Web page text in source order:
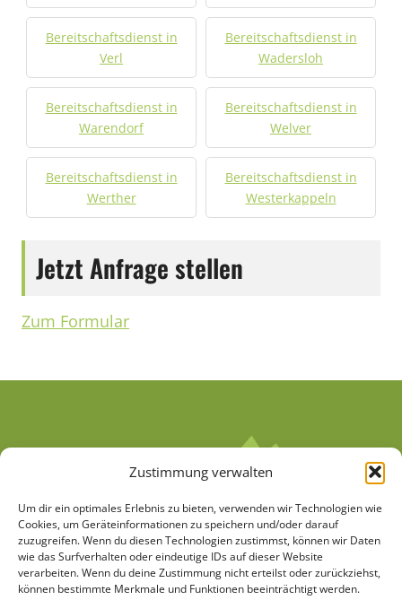
Zustimmung verwalten
Um dir ein optimales Erlebnis zu bieten, verwenden wir Technologien wie
Cookies, um Geräteinformationen zu speichern und/oder darauf
zuzugreifen. Wenn du diesen Technologien zustimmst, können wir Daten
wie das Surfverhalten oder eindeutige IDs auf dieser Website
verarbeiten. Wenn du deine Zustimmung nicht erteilst oder zurückziehst,
können bestimmte Merkmale und Funktionen beeinträchtigt werden.
Bereitschaftsdienst in
Verl
Bereitschaftsdienst in
Wadersloh
Bereitschaftsdienst in
Warendorf
Bereitschaftsdienst in
Welver
Bereitschaftsdienst in
Werther
Bereitschaftsdienst in
Westerkappeln
Jetzt Anfrage stellen
Zum Formular
AGB Datenschutzerklärung